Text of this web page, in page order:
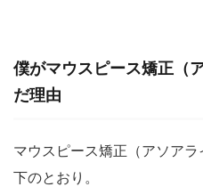
僕がマウスピース矯正（
だ理由
マウスピース矯正（アソア
下のとおり。